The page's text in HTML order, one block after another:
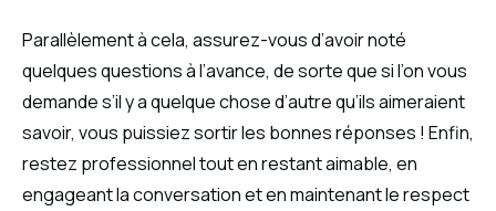
Parallèlement à cela, assurez-vous d’avoir noté
quelques questions à l’avance, de sorte que si l’on vous
demande s’il y a quelque chose d’autre qu’ils aimeraient
savoir, vous puissiez sortir les bonnes réponses ! Enfin,
restez professionnel tout en restant aimable, en
engageant la conversation et en maintenant le respect